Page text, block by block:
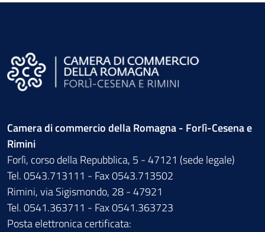
Camera di commercio della Romagna - Forlì-Cesena e
Rimini
Forlì, corso della Repubblica, 5 - 47121 (sede legale)
Tel. 0543.713111 - Fax 0543.713502
Rimini, via Sigismondo, 28 - 47921
Tel. 0541.363711 - Fax 0541.363723
Posta elettronica certificata: